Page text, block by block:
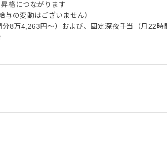
格につながります
の変動はございません）
8万4,263円～）および、固定深夜手当（月22時